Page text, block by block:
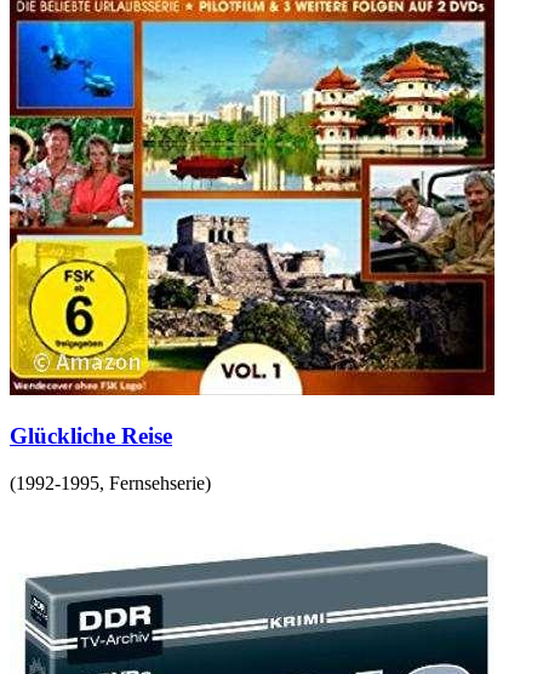
Glückliche Reise
(1992-1995, Fernsehserie)